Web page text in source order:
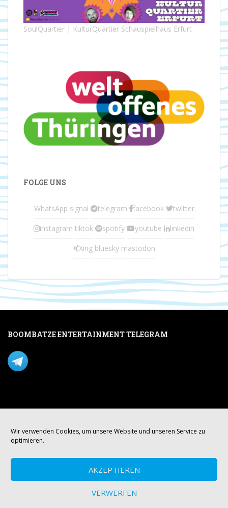
Wir verwenden Cookies, um unsere Website und unseren Service zu
optimieren.
AKZEPTIEREN
VERWERFEN
SoulQuartier | KulturQuartier Schauspielhaus Erfurt
FOLGE UNS
WhatsApp signal telegram facebook twitter
instagram tiktok spotify youtube linkedin
Xing bluesky mastodon
BOOMBATZE ENTERTAINMENT TELEGRAM